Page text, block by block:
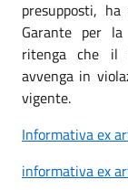
presupposti,
Garante per
ritenga che il
avvenga in
vigente.
Informativa ex
informativa ex